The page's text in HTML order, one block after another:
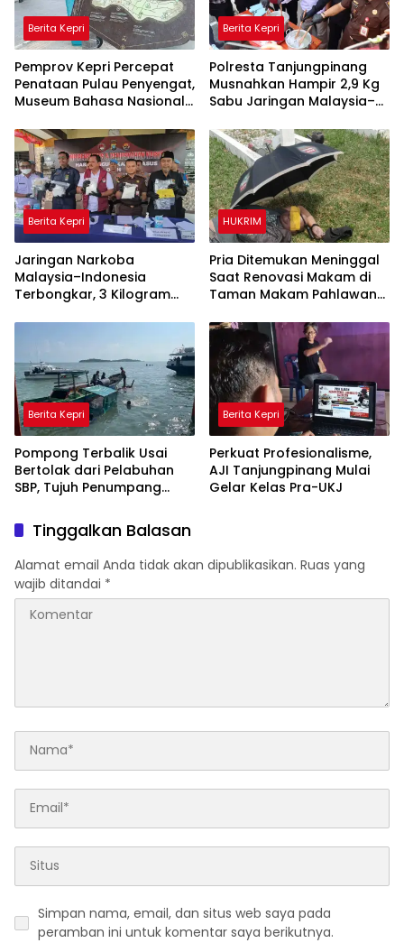
Berita Kepri
Pemprov Kepri Percepat
Penataan Pulau Penyengat,
Museum Bahasa Nasional
Berita Kepri
Polresta Tanjungpinang
Musnahkan Hampir 2,9 Kg
Sabu Jaringan Malaysia–
Ribuan Jiwa
Berita Kepri
Jaringan Narkoba
Malaysia–Indonesia
Terbongkar, 3 Kilogram
Lewat Tanjungpinang
HUKRIM
Pria Ditemukan Meninggal
Saat Renovasi Makam di
Taman Makam Pahlawan
Berita Kepri
Pompong Terbalik Usai
Bertolak dari Pelabuhan
SBP, Tujuh Penumpang
Satpolairud dan KPLP
Berita Kepri
Perkuat Profesionalisme,
AJI Tanjungpinang Mulai
Gelar Kelas Pra-UKJ
Tinggalkan Balasan
Alamat email Anda tidak akan dipublikasikan. Ruas yang
wajib ditandai *
Simpan nama, email, dan situs web saya pada
peramban ini untuk komentar saya berikutnya.